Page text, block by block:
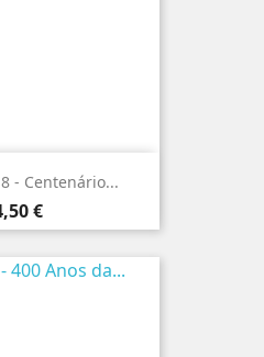
- Centenário...
€